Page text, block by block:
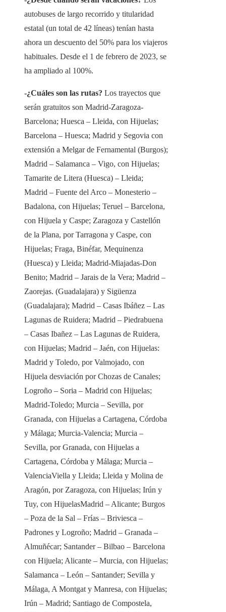
autobuses de largo recorrido y titularidad
estatal (un total de 42 líneas) tenían hasta
ahora un descuento del 50% para los viajeros
habituales. Desde el 1 de febrero de 2023, se
ha ampliado al 100%.
-¿Cuáles son las rutas? Los trayectos que
serán gratuitos son Madrid-Zaragoza-
Barcelona; Huesca – Lleida, con Hijuelas;
Barcelona – Huesca; Madrid y Segovia con
extensión a Melgar de Fernamental (Burgos);
Madrid – Salamanca – Vigo, con Hijuelas;
Tamarite de Litera (Huesca) – Lleida;
Madrid – Fuente del Arco – Monesterio –
Badalona, ​​con Hijuelas; Teruel – Barcelona, ​​
con Hijuela y Caspe; Zaragoza y Castellón
de la Plana, por Tarragona y Caspe, con
Hijuelas; Fraga, Binéfar, Mequinenza
(Huesca) y Lleida; Madrid-Miajadas-Don
Benito; Madrid – Jarais de la Vera; Madrid –
Zaorejas. (Guadalajara) y Sigüenza
(Guadalajara); Madrid – Casas Ibáñez – Las
Lagunas de Ruidera; Madrid – Piedrabuena
– Casas Ibañez – Las Lagunas de Ruidera,
con Hijuelas; Madrid – Jaén, con Hijuelas:
Madrid y Toledo, por Valmojado, con
Hijuela desviación por Chozas de Canales;
Logroño – Soria – Madrid con Hijuelas;
Madrid-Toledo; Murcia – Sevilla, por
Granada, con Hijuelas a Cartagena, Córdoba
y Málaga; Murcia-Valencia; Murcia –
Sevilla, por Granada, con Hijuelas a
Cartagena, Córdoba y Málaga; Murcia –
ValenciaViella y Lleida; Lleida y Molina de
Aragón, por Zaragoza, con Hijuelas; Irún y
Tuy, con HijuelasMadrid – Alicante; Burgos
– Poza de la Sal – Frías – Briviesca –
Padrones y Logroño; Madrid – Granada –
Almuñécar; Santander – Bilbao – Barcelona
con Hijuela; Alicante – Murcia, con Hijuelas;
Salamanca – León – Santander; Sevilla y
Málaga, A Montgat y Manresa, con Hijuelas;
Irún – Madrid; Santiago de Compostela,